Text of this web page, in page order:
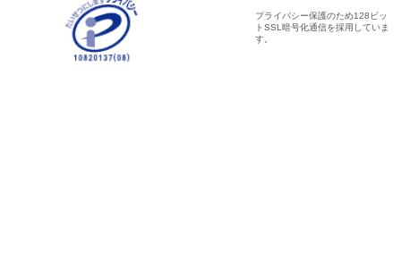
プライバシー保護のため128ビッ
トSSL暗号化通信を採用していま
す。